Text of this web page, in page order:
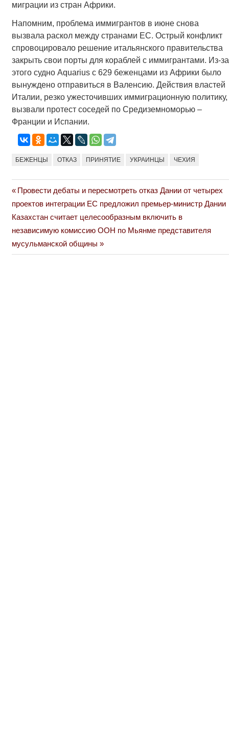
миграции из стран Африки.
Напомним, проблема иммигрантов в июне снова
вызвала раскол между странами ЕС. Острый конфликт
спровоцировало решение итальянского правительства
закрыть свои порты для кораблей с иммигрантами. Из-за
этого судно Aquarius с 629 беженцами из Африки было
вынуждено отправиться в Валенсию. Действия властей
Италии, резко ужесточивших иммиграционную политику,
вызвали протест соседей по Средиземноморью –
Франции и Испании.
БЕЖЕНЦЫ ОТКАЗ ПРИНЯТИЕ УКРАИНЦЫ ЧЕХИЯ
Навигация
по
записям
Previous
Post:
Провести дебаты и пересмотреть отказ Дании от четырех
проектов интеграции ЕС предложил премьер-министр Дании
Next
Post:
Казахстан считает целесообразным включить в
независимую комиссию ООН по Мьянме представителя
мусульманской общины